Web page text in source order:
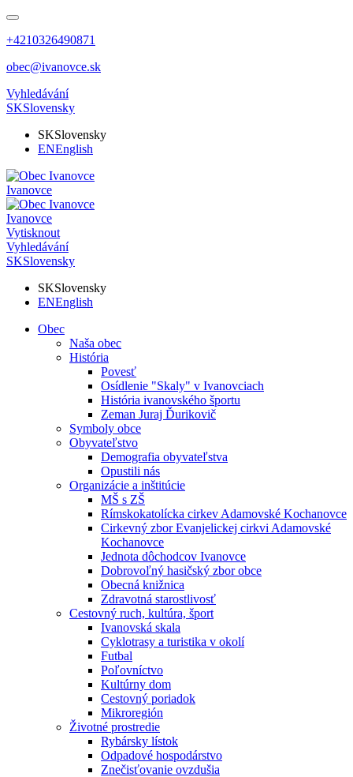
+4210326490871
obec@ivanovce.sk
Vyhledávání
SKSlovensky
SKSlovensky
ENEnglish
Ivanovce
Ivanovce
Vytisknout
Vyhledávání
SKSlovensky
SKSlovensky
ENEnglish
Obec
Naša obec
História
Povesť
Osídlenie "Skaly" v Ivanovciach
História ivanovského športu
Zeman Juraj Ďurikovič
Symboly obce
Obyvateľstvo
Demografia obyvateľstva
Opustili nás
Organizácie a inštitúcie
MŠ s ZŠ
Rímskokatolícka cirkev Adamovské Kochanovce
Cirkevný zbor Evanjelickej cirkvi Adamovské
Kochanovce
Jednota dôchodcov Ivanovce
Dobrovoľný hasičský zbor obce
Obecná knižnica
Zdravotná starostlivosť
Cestovný ruch, kultúra, šport
Ivanovská skala
Cyklotrasy a turistika v okolí
Futbal
Poľovníctvo
Kultúrny dom
Cestovný poriadok
Mikroregión
Životné prostredie
Rybársky lístok
Odpadové hospodárstvo
Znečisťovanie ovzdušia